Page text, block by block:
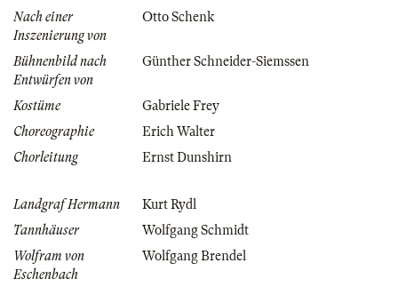
Nach einer
Inszenierung von
Otto Schenk
Bühnenbild nach
Entwürfen von
Günther Schneider-Siemssen
Kostüme
Gabriele Frey
Choreographie
Erich Walter
Chorleitung
Ernst Dunshirn
Landgraf Hermann
Kurt Rydl
Tannhäuser
Wolfgang Schmidt
Wolfram von
Eschenbach
Wolfgang Brendel